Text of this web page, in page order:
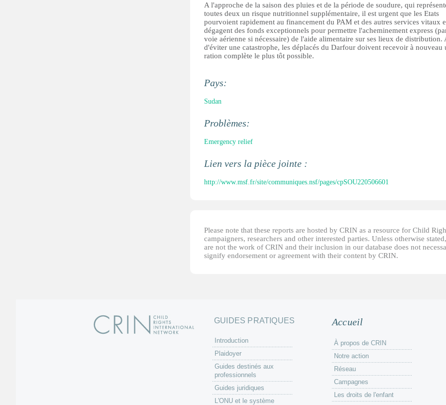
A l'approche de la saison des pluies et de la période de soudure, qui
toutes deux un risque nutritionnel supplémentaire, il est urgent que les Etats
pourvoient rapidement au financement du PAM et des autres services vitaux
dégagent des fonds exceptionnels pour permettre l'acheminement express
voie aérienne si nécessaire) de l'aide alimentaire sur ses lieux de distribution.
d'éviter une catastrophe, les déplacés du Darfour doivent recevoir à nouveau
ration complète le plus tôt possible.
Pays:
Sudan
Problèmes:
Emergency relief
Lien vers la pièce jointe :
http://www.msf.fr/site/communiques.nsf/pages/cpSOU220506601
Please note that these reports are hosted by CRIN as a resource for Child
campaigners, researchers and other interested parties. Unless otherwise
are not the work of CRIN and their inclusion in our database does not
signify endorsement or agreement with their content by CRIN.
GUIDES PRATIQUES
Introduction
Plaidoyer
Guides destinés aux
professionnels
Guides juridiques
L'ONU et le système
Accueil
À propos de CRIN
Notre action
Réseau
Campagnes
Les droits de l'enfant